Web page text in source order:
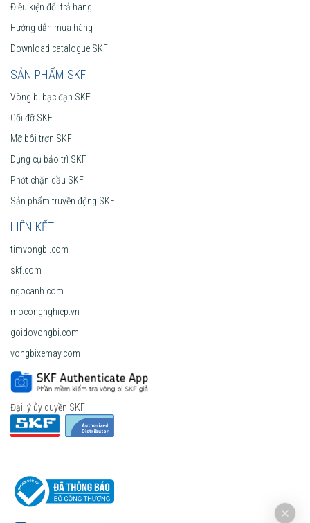
Điều kiện đổi trả hàng
Hướng dẫn mua hàng
Download catalogue SKF
SẢN PHẨM SKF
Vòng bi bạc đạn SKF
Gối đỡ SKF
Mỡ bôi trơn SKF
Dụng cụ bảo trì SKF
Phớt chặn dầu SKF
Sản phẩm truyền động SKF
LIÊN KẾT
timvongbi.com
skf.com
ngocanh.com
mocongnghiep.vn
goidovongbi.com
vongbixemay.com
Đại lý ủy quyền SKF